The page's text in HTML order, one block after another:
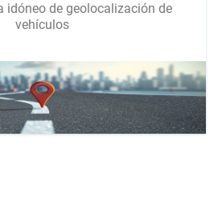
idóneo de geolocalización de
vehículos